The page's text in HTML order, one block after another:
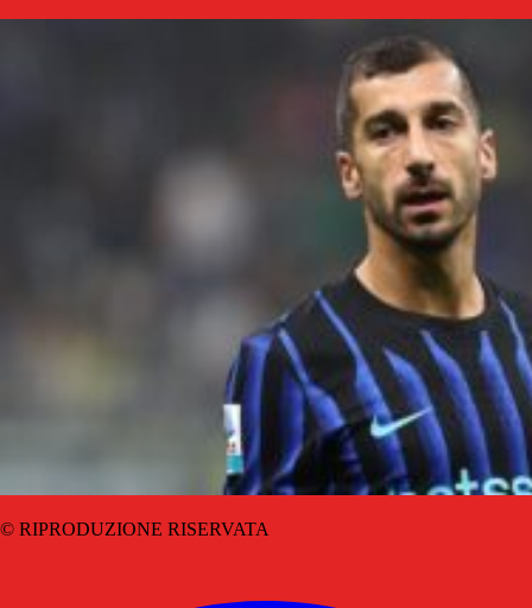
© RIPRODUZIONE RISERVATA